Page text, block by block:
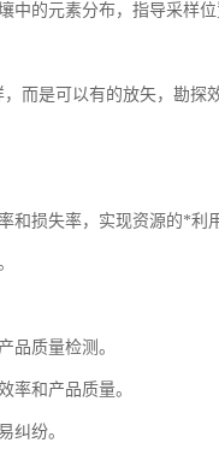
中的元素分布，指导采样
而是可以有的放矢，勘探
和损失率，实现资源的*利用
品质量检测。
率和产品质量。
纠纷。